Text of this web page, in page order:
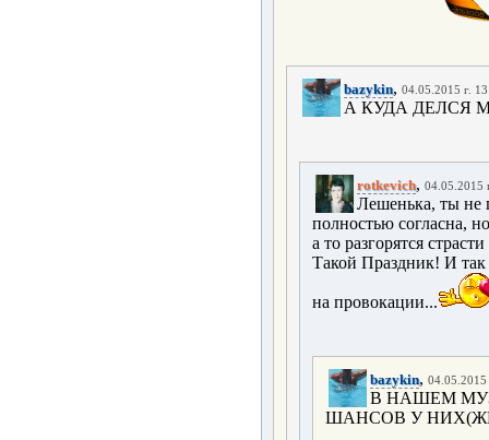
bazykin, 04.05.2015 г.
А КУДА ДЕЛСЯ
rotkevich, 04.05.2015
Лешенька, ты не
полностью согласна,
а то разгорятся
Такой Праздник! И так
на провокации...
bazykin, 04.05.2015
В НАШЕМ
ШАНСОВ У